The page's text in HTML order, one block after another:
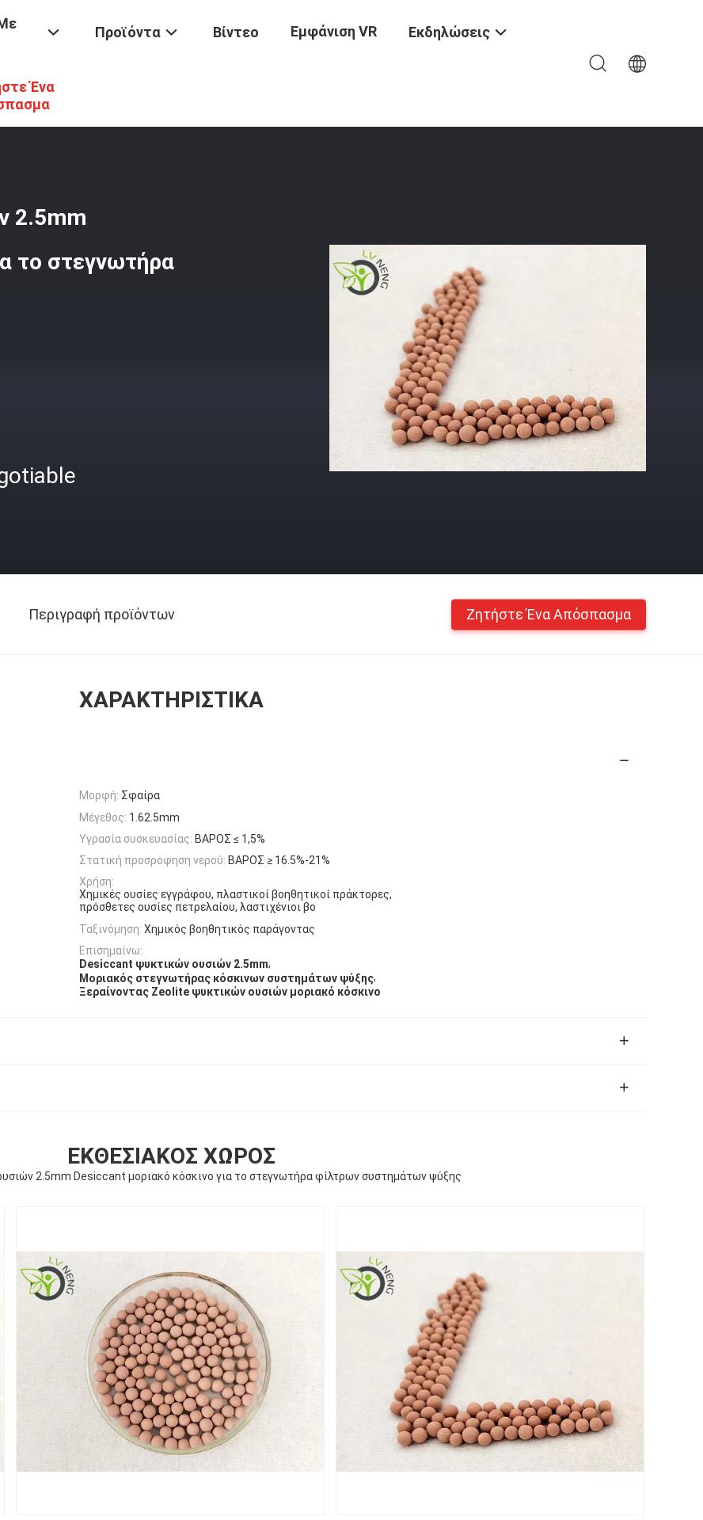
Προϊόντα Βίντεο Εμφάνιση VR Εκδηλώσεις
Ένα
1.6 - Zeolite Ψυκτικών Ουσιών 2.5mm Desiccant Μοριακό Κόσκινο Για Το Στεγνωτήρα Φίλτρων Συστημάτων Ψύξης
2.5mm
το στεγνωτήρα
Περιγραφή προϊόντων Ζητήστε Ένα Απόσπασμα
ΧΑΡΑΚΤΗΡΙΣΤΙΚΆ
Μορφή: Σφαίρα
Μέγεθος: 1.62.5mm
Υγρασία συσκευασίας: ΒΑΡΟΣ ≤ 1,5%
Στατική προσρόφηση νερού: ΒΑΡΟΣ ≥ 16.5%-21%
Χρήση:
Χημικές ουσίες εγγράφου, πλαστικοί βοηθητικοί πράκτορες,
πρόσθετες ουσίες πετρελαίου, λαστιχένιοι βο
Ταξινόμηση: Χημικός βοηθητικός παράγοντας
Επισημαίνω:
Desiccant ψυκτικών ουσιών 2.5mm,
Μοριακός στεγνωτήρας κόσκινων συστημάτων ψύξης,
Ξεραίνοντας Zeolite ψυκτικών ουσιών μοριακό κόσκινο
ΕΚΘΕΣΙΑΚΌΣ ΧΏΡΟΣ
2.5mm Desiccant μοριακό κόσκινο για το στεγνωτήρα φίλτρων συστημάτων ψύξης